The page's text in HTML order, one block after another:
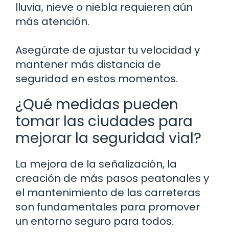
lluvia, nieve o niebla requieren aún
más atención.
Asegúrate de ajustar tu velocidad y
mantener más distancia de
seguridad en estos momentos.
¿Qué medidas pueden
tomar las ciudades para
mejorar la seguridad vial?
La mejora de la señalización, la
creación de más pasos peatonales y
el mantenimiento de las carreteras
son fundamentales para promover
un entorno seguro para todos.